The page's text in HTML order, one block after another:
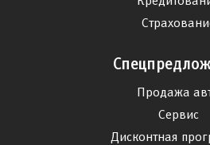
Продажа
Сервис
Дисконтная